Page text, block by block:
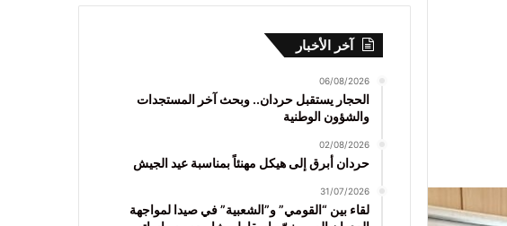
آخر الأخبار
06/08/2026
الحجار يستقبل حردان.. وبحث آخر المستجدات
والشؤون الوطنية
02/08/2026
حردان أبرق إلى هيكل مهنئاً بمناسبة عيد الجيش
31/07/2026
لقاء بين “القومي” و”الشعبية” في صيدا لمواجهة